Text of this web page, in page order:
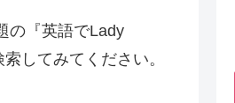
の『英語でLady
してみてください。